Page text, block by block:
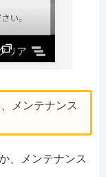
メンテナンス
、メンテナンス